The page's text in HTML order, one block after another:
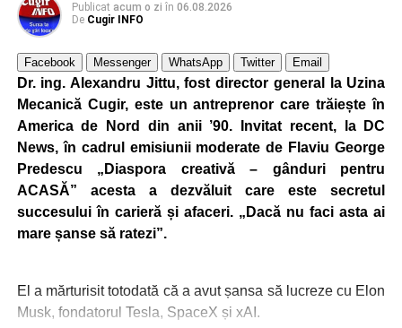
Publicat acum o zi în 06.08.2026
De Cugir INFO
Facebook Messenger WhatsApp Twitter Email
Dr. ing. Alexandru Jittu, fost director general la Uzina
Mecanică Cugir, este un antreprenor care trăiește în
America de Nord din anii ’90. Invitat recent, la DC
News, în cadrul emisiunii moderate de Flaviu George
Predescu „Diaspora creativă – gânduri pentru
ACASĂ” acesta a dezvăluit care este secretul
succesului în carieră și afaceri. „Dacă nu faci asta ai
mare șanse să ratezi”.
El a mărturisit totodată că a avut șansa să lucreze cu Elon
Musk, fondatorul Tesla, SpaceX și xAI.